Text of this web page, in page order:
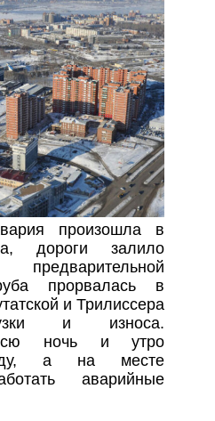
произошла в
дороги залило
прорвалась в
и Трилиссера
и износа.
ночь и утро
а на месте
аварийные